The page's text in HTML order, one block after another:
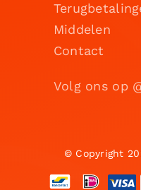
Middelen
Contact
Volg ons op
© Copyright